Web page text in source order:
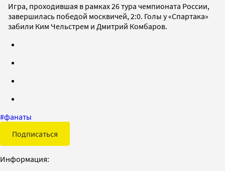
Игра, проходившая в рамках 26 тура чемпионата России,
завершилась победой москвичей, 2:0. Голы у «Спартака»
забили Ким Чельстрем и Дмитрий Комбаров.
#фанаты
Подписаться
Информация: